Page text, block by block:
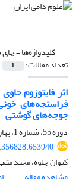
کلیدواژه‌ها =
تعداد مقالات: 1
اثر فایتوزوم
فراسنجه‌های
جوجه‌های گوشتی
دوره 55، شماره 1، بهار 1403، صفحه
کیوان جلوه، مجید
مشاهده مقاله